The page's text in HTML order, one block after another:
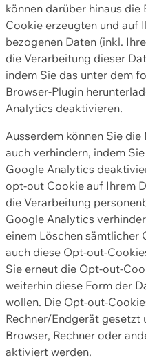
können darüber hinaus
Cookie erzeugten und auf
bezogenen Daten (inkl.
die Verarbeitung dieser
indem Sie das unter dem
Browser-Plugin
Analytics deaktivieren.
Ausserdem können Sie
auch verhindern, indem
Google Analytics
opt-out Cookie auf Ihrem
die Verarbeitung
Google Analytics
einem Löschen sämtlicher
auch diese Opt-out-
Sie erneut die Opt-out-
weiterhin diese Form der
wollen. Die Opt-out-
Rechner/Endgerät gesetzt
Browser, Rechner oder
aktiviert werden.